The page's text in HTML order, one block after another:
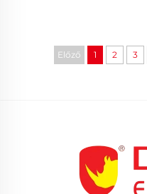
Előző 1 2 3